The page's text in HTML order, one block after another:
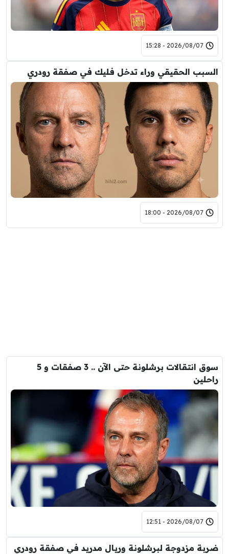
2026/08/07 - 15:28
السبب الحقيقي وراء تدخل فليك في صفقة رودري
2026/08/07 - 18:00
سوق انتقالات برشلونة حتى الآن .. 3 صفقات و 5
راحلين
2026/08/07 - 12:51
ضربة مزدوجة لبرشلونة وريال مدريد في صفقة رودري